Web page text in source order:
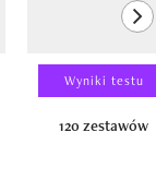
Wyniki testu
120 zestawów